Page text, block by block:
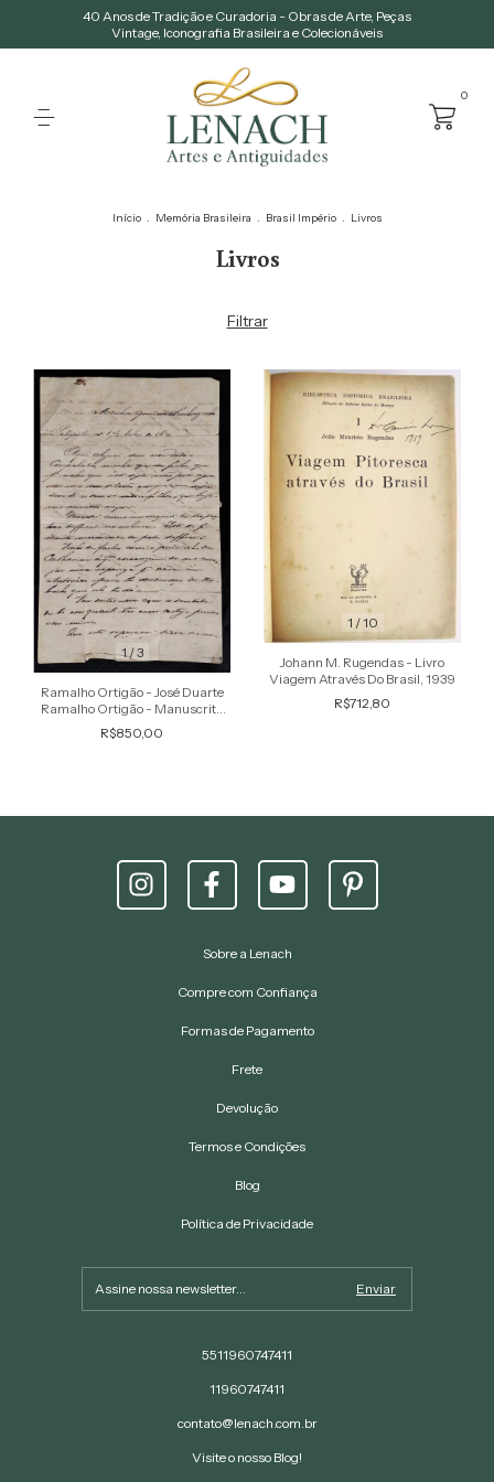
40 Anos de Tradição e Curadoria - Obras de Arte, Peças
Vintage, Iconografia Brasileira e Colecionáveis
0
Início . Memória Brasileira . Brasil Império . Livros
Livros
Filtrar
1/3
Ramalho Ortigão - José Duarte
Ramalho Ortigão - Manuscrito
Assinado pelo Escritor
R$850,00
1 /10
Johann M. Rugendas - Livro
Viagem Através Do Brasil, 1939
R$712,80
Sobre a Lenach
Compre com Confiança
Formas de Pagamento
Frete
Devolução
Termos e Condições
Blog
Política de Privacidade
5511960747411
11960747411
contato@lenach.com.br
Visite o nosso Blog!